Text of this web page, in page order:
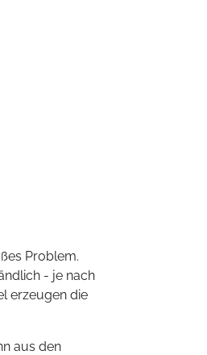
Problem.
- je nach
erzeugen die
aus den